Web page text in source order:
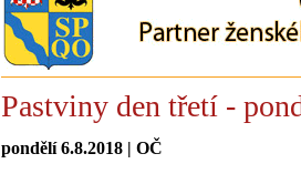
Pastviny den třetí -
pondělí 6.8.2018 | OČ